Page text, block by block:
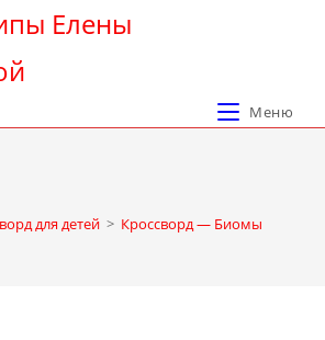
Елены
Меню
для детей > Кроссворд — Биомы